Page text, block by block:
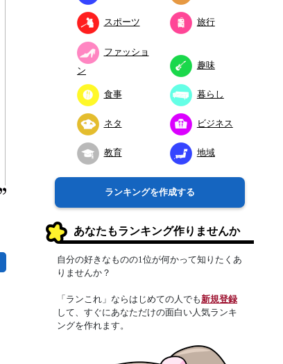
スポーツ 旅行
ファッショ
ン
趣味
食事 暮らし
ネタ ビジネス
教育 地域
ランキングを作成する
あなたもランキング作りませんか
自分の好きなものの1位が何かって知りたくあ
りませんか？
「ランこれ」ならはじめての人でも新規登録
して、すぐにあなただけの面白い人気ランキ
ングを作れます。